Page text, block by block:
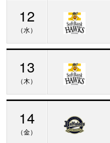
12
（水）
13
（木）
14
（金）